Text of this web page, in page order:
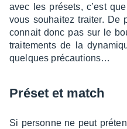
avec les présets, c’est
vous souhai­tez trai­ter. De
connait donc pas sur le
trai­te­ments de la
quelques précau­tions…
Préset et match
Si personne ne peut